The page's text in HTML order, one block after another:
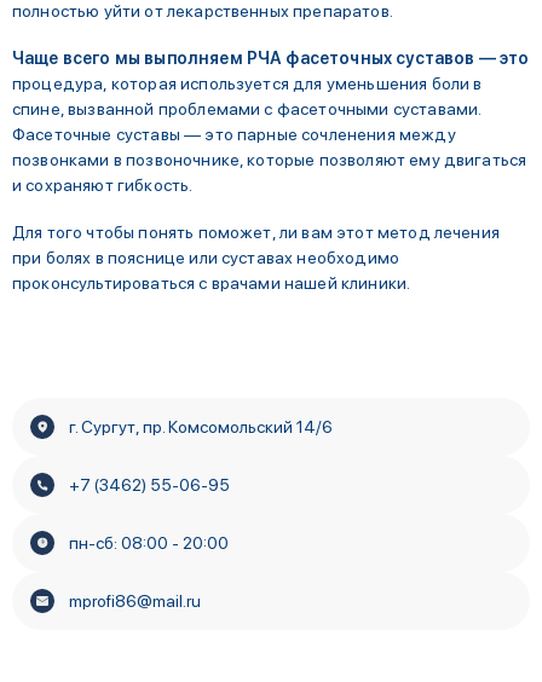
полностью уйти от лекарственных препаратов.
Чаще всего мы выполняем РЧА фасеточных суставов — это
процедура, которая используется для уменьшения боли в
спине, вызванной проблемами с фасеточными суставами.
Фасеточные суставы — это парные сочленения между
позвонками в позвоночнике, которые позволяют ему двигаться
и сохраняют гибкость.
Для того чтобы понять поможет, ли вам этот метод лечения
при болях в пояснице или суставах необходимо
проконсультироваться с врачами нашей клиники.
г. Сургут, пр. Комсомольский 14/6
+7 (3462) 55-06-95
пн-сб: 08:00 - 20:00
mprofi86@mail.ru